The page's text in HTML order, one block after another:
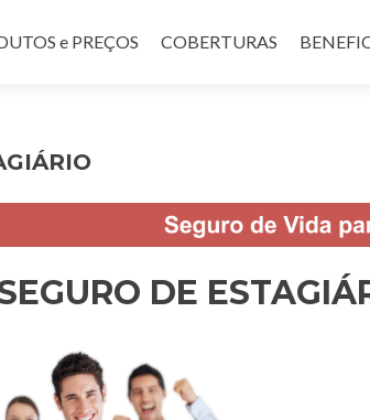
e PREÇOS COBERTURAS
DE